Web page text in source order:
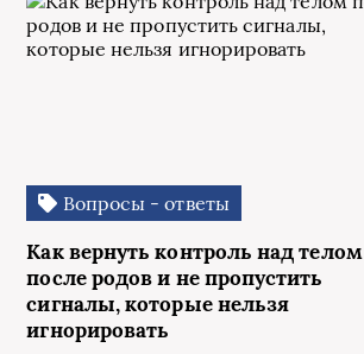
Вопросы - ответы
Как вернуть контроль над телом
после родов и не пропустить
сигналы, которые нельзя
игнорировать